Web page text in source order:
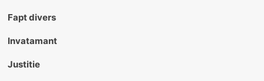
Fapt divers
Invatamant
Justitie